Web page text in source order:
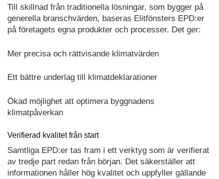
Till skillnad från traditionella lösningar, som bygger på
generella branschvärden, baseras Elitfönsters EPD:er
på företagets egna produkter och processer. Det ger:
Mer precisa och rättvisande klimatvärden
Ett bättre underlag till klimatdeklarationer
Ökad möjlighet att optimera byggnadens
klimatpåverkan
Verifierad kvalitet från start
Samtliga EPD:er tas fram i ett verktyg som är verifierat
av tredje part redan från början. Det säkerställer att
informationen håller hög kvalitet och uppfyller gällande